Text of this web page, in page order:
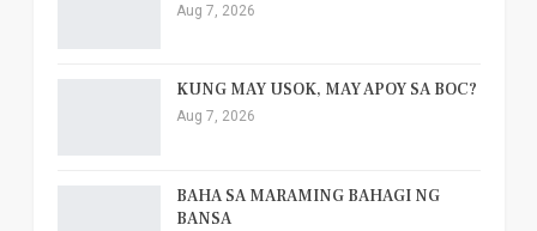
Aug 7, 2026
KUNG MAY USOK, MAY APOY SA BOC?
Aug 7, 2026
BAHA SA MARAMING BAHAGI NG
BANSA